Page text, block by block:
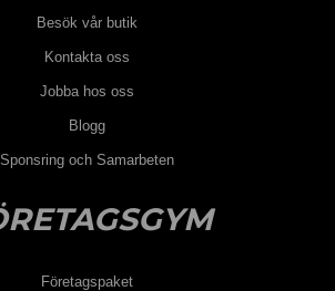
Besök vår butik
Kontakta oss
Jobba hos oss
Blogg
Sponsring och Samarbeten
Företagspaket